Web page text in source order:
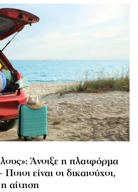
Άνοιξε η πλατφόρμα
είναι οι δικαιούχοι,
αίτηση